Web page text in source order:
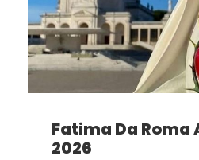
Fatima Da Roma
2026